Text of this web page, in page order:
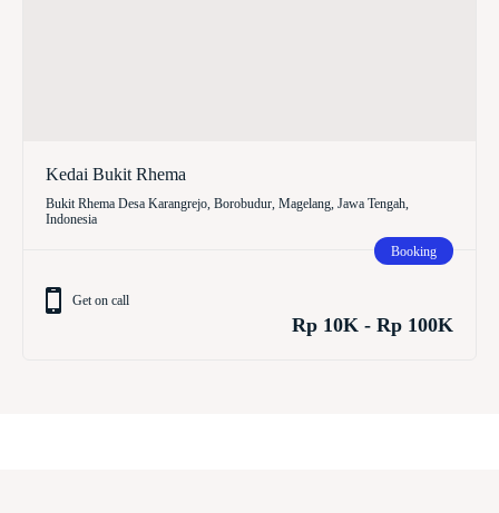
Kedai Bukit Rhema
Bukit Rhema Desa Karangrejo, Borobudur, Magelang, Jawa Tengah,
Indonesia
Booking
Get on call
Rp 10K - Rp 100K